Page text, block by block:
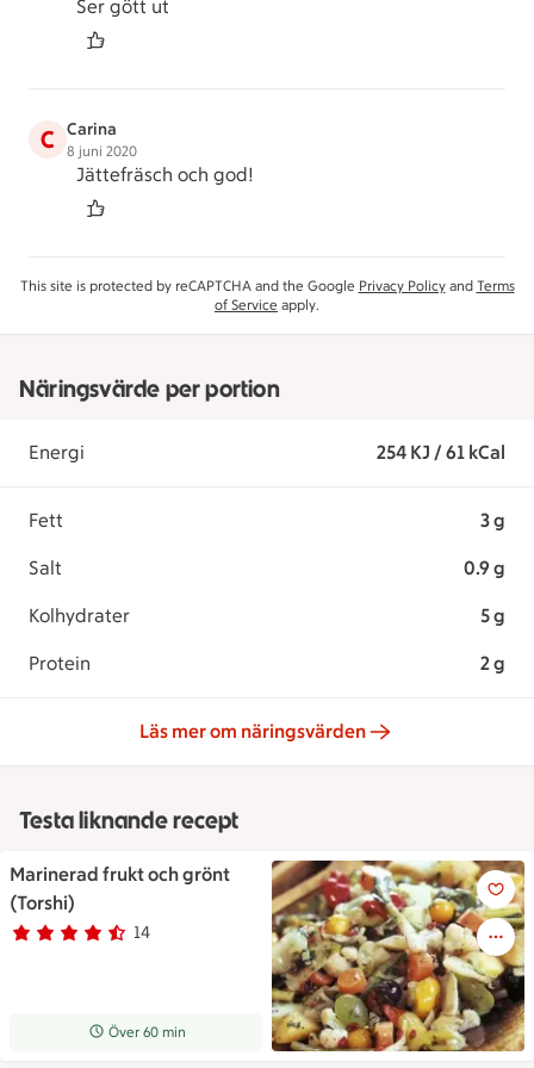
Ser gött ut
C Carina
8 juni 2020
Jättefräsch och god!
This site is protected by reCAPTCHA and the Google Privacy Policyand Terms
of Service apply.
Näringsvärde per portion
Energi 254 KJ / 61 kCal
Fett 3 g
Salt 0.9 g
Kolhydrater 5 g
Protein 2 g
Läs mer om näringsvärden
Testa liknande recept
Marinerad frukt och grönt
(Torshi)
Betyg 4.4 av 5. 14
14 personer har röstat
Receptet tar Över 60 min att tillaga
Över 60 min
Marinerad frukt och grönt